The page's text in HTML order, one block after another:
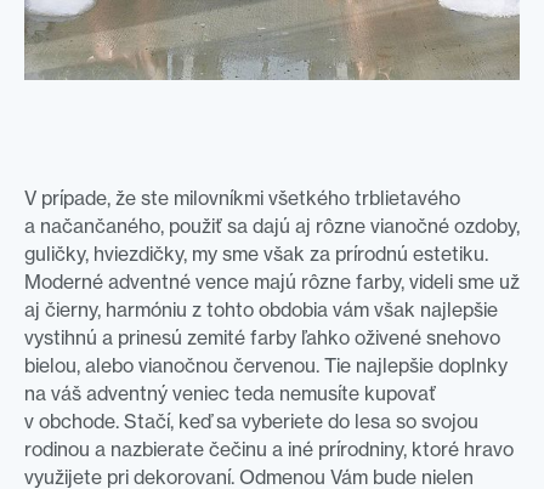
V prípade, že ste milovníkmi všetkého trblietavého
a načančaného, použiť sa dajú aj rôzne vianočné ozdoby,
guličky, hviezdičky, my sme však za prírodnú estetiku.
Moderné adventné vence majú rôzne farby, videli sme už
aj čierny, harmóniu z tohto obdobia vám však najlepšie
vystihnú a prinesú zemité farby ľahko oživené snehovo
bielou, alebo vianočnou červenou. Tie najlepšie doplnky
na váš adventný veniec teda nemusíte kupovať
v obchode. Stačí, keď sa vyberiete do lesa so svojou
rodinou a nazbierate čečinu a iné prírodniny, ktoré hravo
využijete pri dekorovaní. Odmenou Vám bude nielen